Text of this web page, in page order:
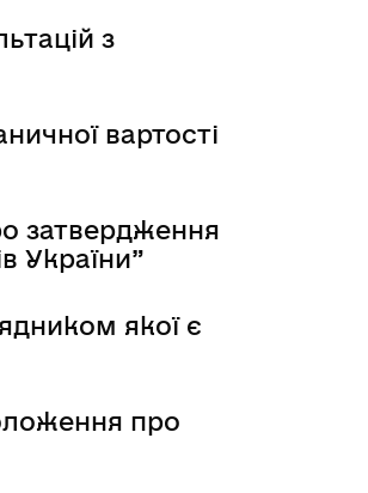
з
вартості
затвердження
України”
якої є
про